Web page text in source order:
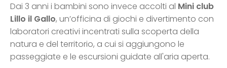
Dai 3 anni i bambini sono invece accolti al Mini club
Lillo il Gallo, un’officina di giochi e divertimento con
laboratori creativi incentrati sulla scoperta della
natura e del territorio, a cui si aggiungono le
passeggiate e le escursioni guidate all'aria aperta.